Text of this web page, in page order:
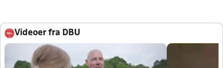
Videoer fra DBU